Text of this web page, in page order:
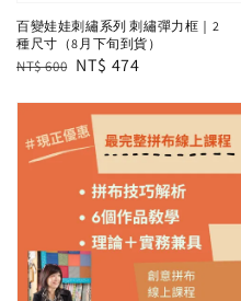
百變娃娃刺繡系列 刺繡彈力框｜2
種尺寸（8月下旬到貨）
Regular
NT$ 600 Sale
NT$ 474